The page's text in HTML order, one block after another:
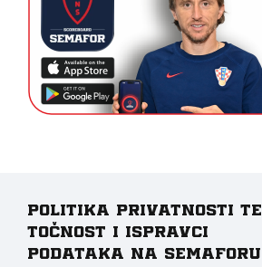
Politika privatnosti te
točnost i ispravci
podataka na Semaforu